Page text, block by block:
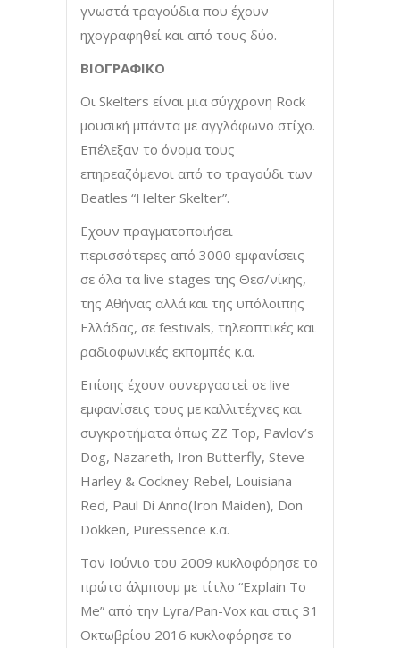
γνωστά τραγούδια που έχουν
ηχογραφηθεί και από τους δύο.
ΒΙΟΓΡΑΦΙΚΟ
Οι Skelters είναι μια σύγχρονη Rock
μουσική μπάντα με αγγλόφωνο στίχο.
Επέλεξαν το όνομα τους
επηρεαζόμενοι από το τραγούδι των
Beatles “Helter Skelter”.
Εχουν πραγματοποιήσει
περισσότερες από 3000 εμφανίσεις
σε όλα τα live stages της Θεσ/νίκης,
της Αθήνας αλλά και της υπόλοιπης
Ελλάδας, σε festivals, τηλεοπτικές και
ραδιοφωνικές εκπομπές κ.α.
Επίσης έχουν συνεργαστεί σε live
εμφανίσεις τους με καλλιτέχνες και
συγκροτήματα όπως ZZ Top, Pavlov’s
Dog, Nazareth, Iron Butterfly, Steve
Harley & Cockney Rebel, Louisiana
Red, Paul Di Anno(Iron Maiden), Don
Dokken, Puressence κ.α.
Τον Ιούνιο του 2009 κυκλοφόρησε το
πρώτο άλμπουμ με τίτλο “Explain To
Me” από την Lyra/Pan-Vox και στις 31
Οκτωβρίου 2016 κυκλοφόρησε το